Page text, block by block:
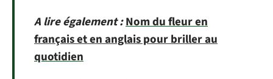
A lire également :Nom du fleur en
français et en anglais pour briller au
quotidien